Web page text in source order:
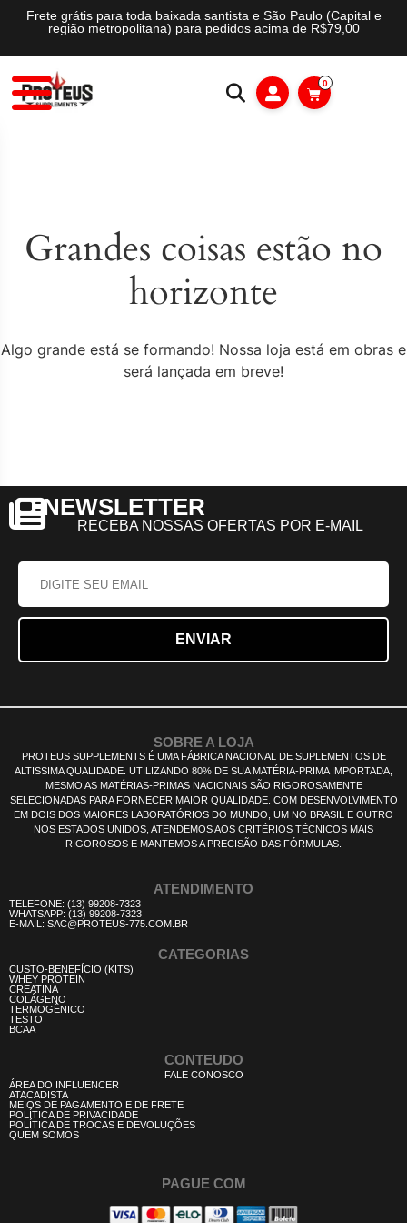
Frete grátis para toda baixada santista e São Paulo (Capital e
região metropolitana) para pedidos acima de R$79,00
0
Grandes coisas estão no
horizonte
Algo grande está se formando! Nossa loja está em obras e
será lançada em breve!
NEWSLETTER
RECEBA NOSSAS OFERTAS POR E-MAIL
SOBRE A LOJA
PROTEUS SUPPLEMENTS É UMA FÁBRICA NACIONAL DE SUPLEMENTOS DE
ALTISSIMA QUALIDADE. UTILIZANDO 80% DE SUA MATÉRIA-PRIMA IMPORTADA,
MESMO AS MATÉRIAS-PRIMAS NACIONAIS SÃO RIGOROSAMENTE
SELECIONADAS PARA FORNECER MAIOR QUALIDADE. COM DESENVOLVIMENTO
EM DOIS DOS MAIORES LABORATÓRIOS DO MUNDO, UM NO BRASIL E OUTRO
NOS ESTADOS UNIDOS, ATENDEMOS AOS CRITÉRIOS TÉCNICOS MAIS
RIGOROSOS E MANTEMOS A PRECISÃO DAS FÓRMULAS.
ATENDIMENTO
TELEFONE: (13) 99208-7323
WHATSAPP: (13) 99208-7323
E-MAIL: SAC@PROTEUS-775.COM.BR
CATEGORIAS
CUSTO-BENEFÍCIO (KITS)
WHEY PROTEIN
CREATINA
COLÁGENO
TERMOGÊNICO
TESTO
BCAA
CONTEUDO
FALE CONOSCO
ÁREA DO INFLUENCER
ATACADISTA
MEIOS DE PAGAMENTO E DE FRETE
POLÍTICA DE PRIVACIDADE
POLÍTICA DE TROCAS E DEVOLUÇÕES
QUEM SOMOS
PAGUE COM